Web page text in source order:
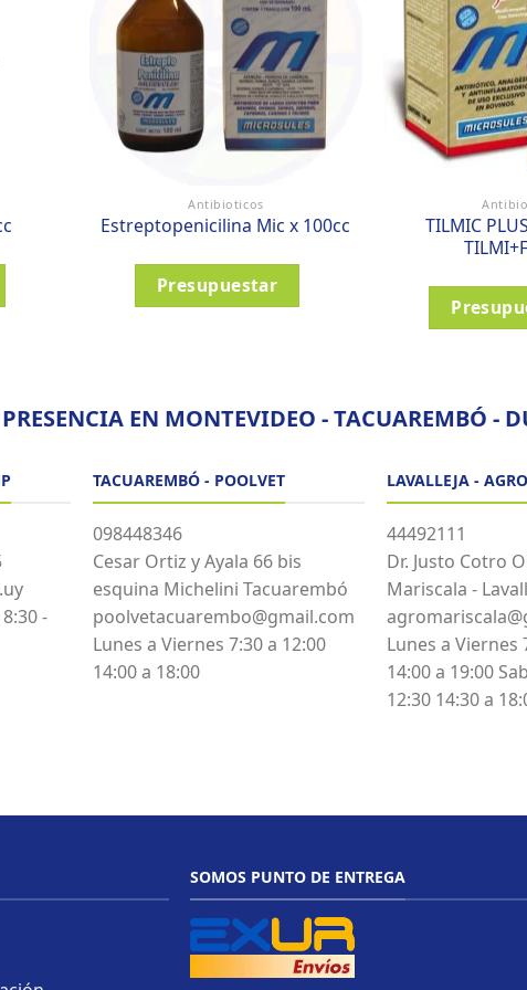
Antibioticos
Estreptopenicilina Mic x 100cc
Presupuestar
TILMIC
PRESENCIA EN MONTEVIDEO - TACUAREMBÓ -
-
TACUAREMBÓ - POOLVET
098448346
Cesar Ortiz y Ayala 66 bis
esquina Michelini Tacuarembó
poolvetacuarembo@gmail.com
Lunes a Viernes 7:30 a 12:00
14:00 a 18:00
LAVALLEJA -
44492111
Dr. Justo Cotro
Mariscala -
Lunes a Viernes
14:00 a 19:00
12:30 14:30 a
SOMOS PUNTO DE ENTREGA